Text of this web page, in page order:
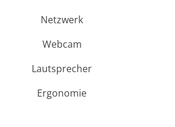
Netzwerk
Webcam
Lautsprecher
Ergonomie